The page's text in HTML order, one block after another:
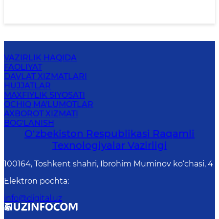
VAZIRLIK HAQIDA
FAOLIYAT
DAVLAT XIZMATLARI
HUJJATLAR
MAXFIYLIK SIYOSATI
OCHIQ MA'LUMOTLAR
AXBOROT XIZMATI
BOG'LANISH
O‘zbekiston Respublikasi Raqamli
Texnologiyalar Vazirligi
100164, Toshkent shahri, Ibrohim Muminov ko‘chasi, 4
Elektron pochta:
info@digital.uz